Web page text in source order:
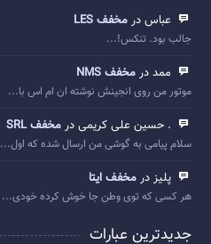
عباس در مخفف LES
جالب بود. تنکس!...
ممد در مخفف NMS
موتور من روی انجینش نوشته ان ام اس با...
. حسین علی کریمی در مخفف SRL
سلام پیامی به گوشی من ارسال شده که اول...
پلیز در مخفف ایتا
هر کسی که توی وطن جا خوش کرده خودی...
جدیدترین عبارات